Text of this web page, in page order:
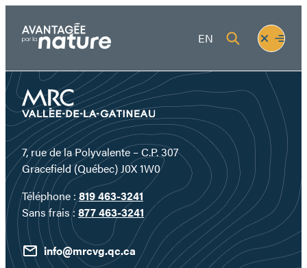
contenu
EN
Fermer
le
menu
Ouvrir
le
7, rue de la Polyvalente – C.P. 307
Gracefield (Québec) J0X 1W0
Téléphone :819 463-3241
Sans frais : 877 463-3241
info@mrcvg.qc.ca